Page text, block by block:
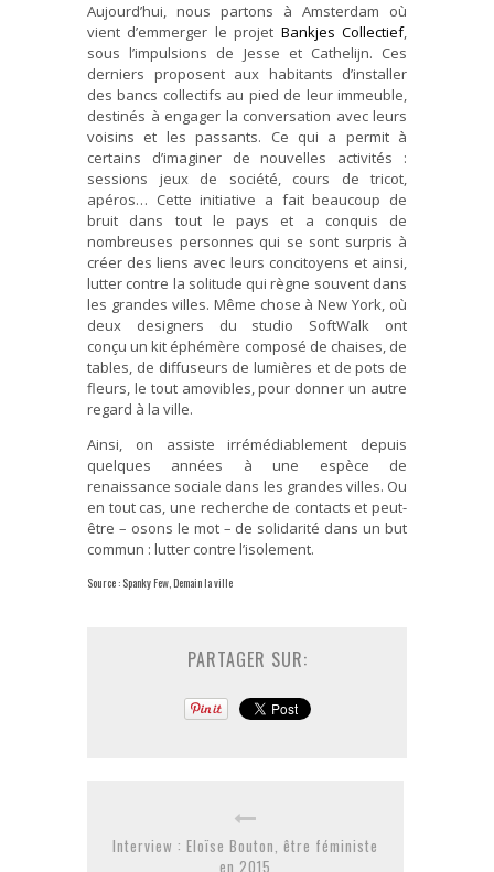
Aujourd’hui, nous partons à Amsterdam où
vient d’emmerger le projet Bankjes Collectief,
sous l’impulsions de Jesse et Cathelijn. Ces
derniers proposent aux habitants d’installer
des bancs collectifs au pied de leur immeuble,
destinés à engager la conversation avec leurs
voisins et les passants. Ce qui a permit à
certains d’imaginer de nouvelles activités :
sessions jeux de société, cours de tricot,
apéros… Cette initiative a fait beaucoup de
bruit dans tout le pays et a conquis de
nombreuses personnes qui se sont surpris à
créer des liens avec leurs concitoyens et ainsi,
lutter contre la solitude qui règne souvent dans
les grandes villes. Même chose à New York, où
deux designers du studio SoftWalk ont
conçu un kit éphémère composé de chaises, de
tables, de diffuseurs de lumières et de pots de
fleurs, le tout amovibles, pour donner un autre
regard à la ville.
Ainsi, on assiste irrémédiablement depuis
quelques années à une espèce de
renaissance sociale dans les grandes villes. Ou
en tout cas, une recherche de contacts et peut-
être – osons le mot – de solidarité dans un but
commun : lutter contre l’isolement.
Source : Spanky Few, Demain la ville
PARTAGER SUR:
Interview : Eloïse Bouton, être féministe
en 2015